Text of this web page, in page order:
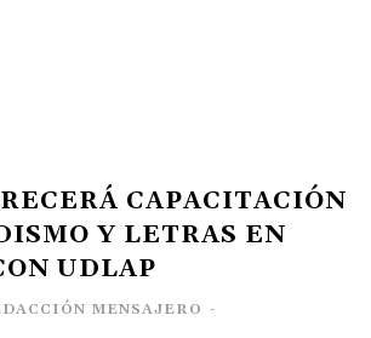
CAPACITACIÓN
Y LETRAS EN
UDLAP
MENSAJERO -